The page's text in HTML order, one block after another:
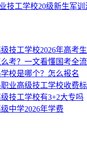
技工学校20级新生军训
技工学校2026年高考
考？一文看懂国考全
校是哪个？怎么报名
业高级技工学校收费
技工学校有3+2大专吗
中学2026年学费